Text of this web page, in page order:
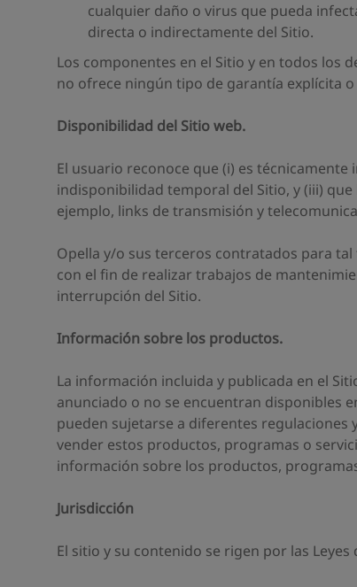
cualquier daño o virus que pueda
directa o indirectamente del Sitio.
Los componentes en el Sitio y en todos los
no ofrece ningún tipo de garantía explícita
Disponibilidad del Sitio web.
El usuario reconoce que (i) es
indisponibilidad temporal del Sitio, y (iii)
ejemplo, links de transmisión y
Opella y/o sus terceros contratados para
con el fin de realizar trabajos de
interrupción del Sitio.
Información sobre los productos.
La información incluida y publicada en el
anunciado o no se encuentran disponibles
pueden sujetarse a diferentes
vender estos productos, programas o
información sobre los productos,
Jurisdicción
El sitio y su contenido se rigen por las